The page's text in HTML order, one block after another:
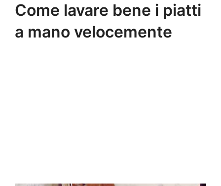
Come lavare bene i piatti
a mano velocemente